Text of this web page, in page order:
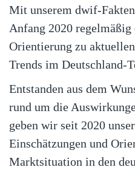
Mit unserem dwif-
Anfang 2020 regelmäßig
Orientierung zu
Trends im
Entstanden aus dem
rund um die
geben wir seit 2020
Einschätzungen und
Marktsituation in den